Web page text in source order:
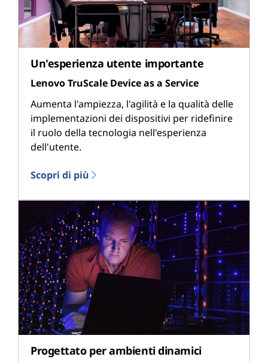
Un'esperienza utente importante
Lenovo TruScale Device as a Service
Aumenta l'ampiezza, l'agilità e la qualità delle
implementazioni dei dispositivi per ridefinire
il ruolo della tecnologia nell'esperienza
dell'utente.
Scopri di più
Progettato per ambienti dinamici